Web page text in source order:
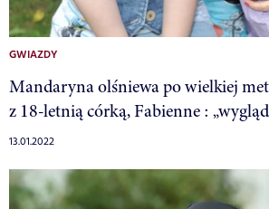
GWIAZDY
Mandaryna olśniewa po wielkiej
z 18-letnią córką, Fabienne :
13.01.2022